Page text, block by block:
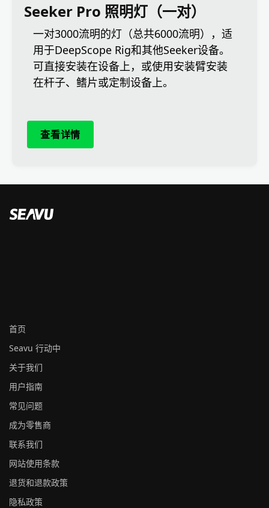
Seeker Pro 照明灯（一对）
一对3000流明的灯（总共6000流明），适
用于DeepScope Rig和其他Seeker设备。
可直接安装在设备上，或使用安装臂安装
在杆子、鳍片或定制设备上。
查看详情
首页
Seavu 行动中
关于我们
用户指南
常见问题
成为零售商
联系我们
网站使用条款
退货和退款政策
隐私政策